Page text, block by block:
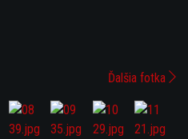
Ďalšia fotka